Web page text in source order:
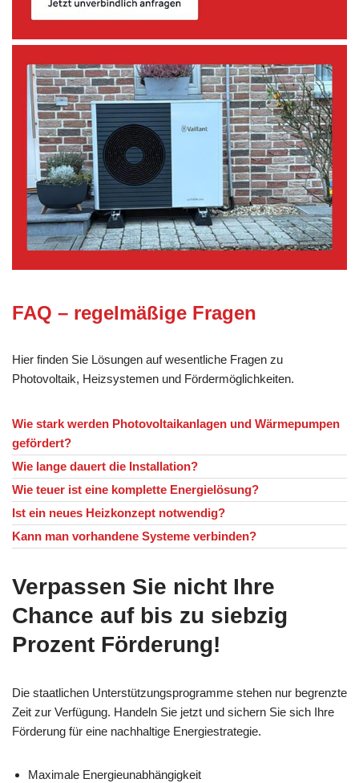
FAQ – regelmäßige Fragen
Hier finden Sie Lösungen auf wesentliche Fragen zu
Photovoltaik, Heizsystemen und Fördermöglichkeiten.
Wie stark werden Photovoltaikanlagen und Wärmepumpen
gefördert?
Wie lange dauert die Installation?
Wie teuer ist eine komplette Energielösung?
Ist ein neues Heizkonzept notwendig?
Kann man vorhandene Systeme verbinden?
Verpassen Sie nicht Ihre
Chance auf bis zu siebzig
Prozent Förderung!
Die staatlichen Unterstützungsprogramme stehen nur begrenzte
Zeit zur Verfügung. Handeln Sie jetzt und sichern Sie sich Ihre
Förderung für eine nachhaltige Energiestrategie.
Maximale Energieunabhängigkeit